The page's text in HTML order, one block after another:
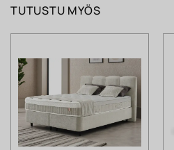
TUTUSTU MYÖS